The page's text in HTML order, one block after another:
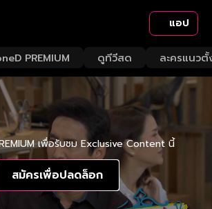
แอป
PREMIUM ดูทีวีสด ละครแนวตั้
เพื่อรับชม Exclusive Content นี้
สมัครเพื่อปลดล็อก